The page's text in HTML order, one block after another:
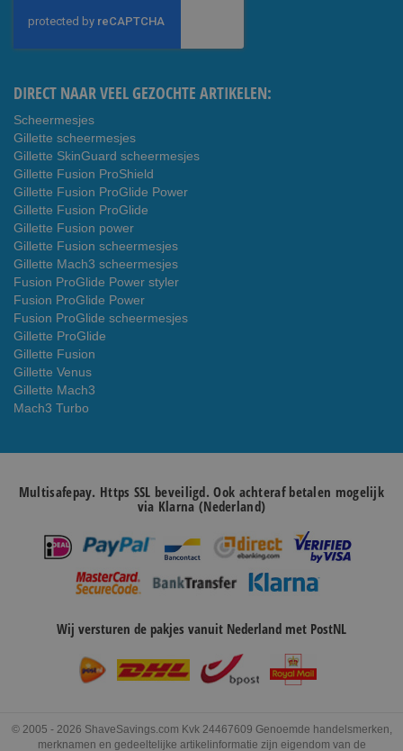
onze
nieuwsbrief
DIRECT NAAR VEEL GEZOCHTE ARTIKELEN:
Scheermesjes
Gillette scheermesjes
Gillette SkinGuard scheermesjes
Gillette Fusion ProShield
Gillette Fusion ProGlide Power
Gillette Fusion ProGlide
Gillette Fusion power
Gillette Fusion scheermesjes
Gillette Mach3 scheermesjes
Fusion ProGlide Power styler
Fusion ProGlide Power
Fusion ProGlide scheermesjes
Gillette ProGlide
Gillette Fusion
Gillette Venus
Gillette Mach3
Mach3 Turbo
Multisafepay. Https SSL beveiligd. Ook achteraf betalen mogelijk
via Klarna (Nederland)
Wij versturen de pakjes vanuit Nederland met PostNL
© 2005 - 2026 ShaveSavings.com Kvk 24467609 Genoemde handelsmerken,
merknamen en gedeeltelijke artikelinformatie zijn eigendom van de